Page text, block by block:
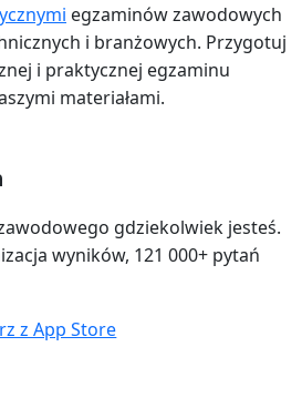
egzaminów zawodowych
i branżowych. Przygotuj
i praktycznej egzaminu
materiałami.
gdziekolwiek jesteś.
wyników, 121 000+ pytań